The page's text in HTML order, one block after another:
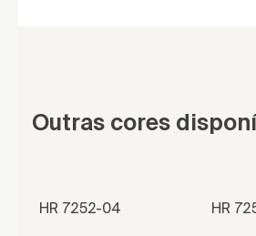
Outras cores
HR 7252-04 HR